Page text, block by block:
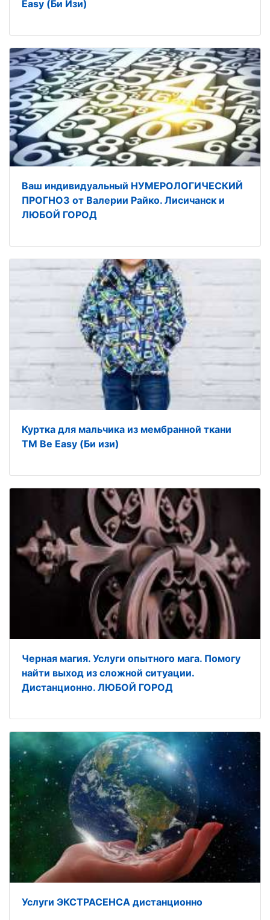
Easy (Би Изи)
Ваш индивидуальный НУМЕРОЛОГИЧЕСКИЙ
ПРОГНОЗ от Валерии Райко. Лисичанск и
ЛЮБОЙ ГОРОД
Куртка для мальчика из мембранной ткани
ТМ Be Easy (Би изи)
Черная магия. Услуги опытного мага. Помогу
найти выход из сложной ситуации.
Дистанционно. ЛЮБОЙ ГОРОД
Услуги ЭКСТРАСЕНСА дистанционно